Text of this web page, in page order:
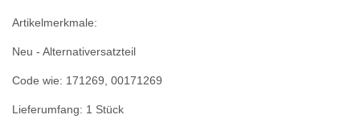
Artikelmerkmale:
Neu - Alternativersatzteil
Code wie: 171269, 00171269
Lieferumfang: 1 Stück